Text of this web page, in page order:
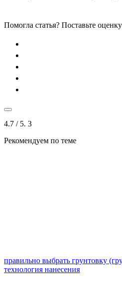
Помогла статья? Поставьте оценку
4.7 / 5. 3
Рекомендуем по теме
правильно выбрать грунтовку
технология нанесения